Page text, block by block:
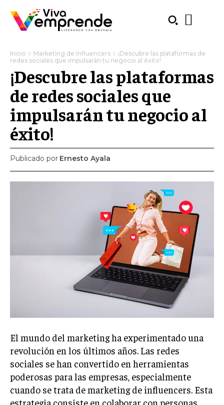
Welcome to Liberty Case
We have a curated list of the most noteworthy news from all
across the globe. With any subscription plan, you get access
that let you stay ahead of the curve.
Your Profile
Inicio Marketing de Influencers
¡Descubre las plataformas de
redes sociales que impulsarán tu negocio al éxito!
¡Descubre las plataformas
de redes sociales que
impulsarán tu negocio al
éxito!
Publicado por Ernesto Ayala
El mundo del marketing ha experimentado una
revolución en los últimos años. Las redes
sociales se han convertido en herramientas
poderosas para las empresas, especialmente
cuando se trata de marketing de influencers. Esta
estrategia consiste en colaborar con personas